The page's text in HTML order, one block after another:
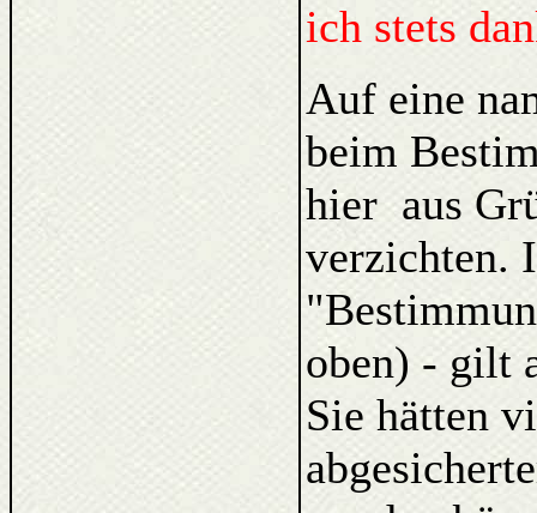
ich stets
Auf eine
beim
hier aus
verzichten.
oben) - gilt
Sie hätten